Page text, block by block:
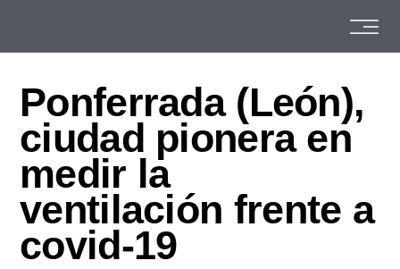
Ponferrada (León),
ciudad pionera en
medir la
ventilación frente a
covid-19